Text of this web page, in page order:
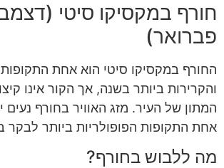
חורף במקסיקו סיטי
פברואר)
החורף במקסיקו סיטי הוא אחת
והקרירות ביותר בשנה, אך הקור אינו
המתון של העיר. מזג האוויר בחורף נעים
אחת התקופות הפופולריות ביותר לבקר
מה ללבוש בחורף?